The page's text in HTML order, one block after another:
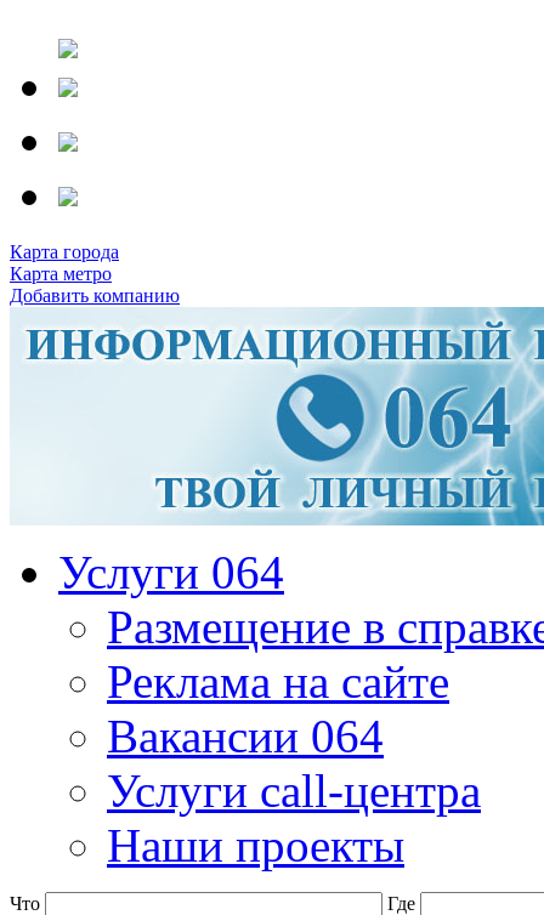
Карта города
Карта метро
Добавить компанию
Услуги 064
Размещение в
Реклама на сайте
Вакансии 064
Услуги call-центра
Наши проекты
Что Где